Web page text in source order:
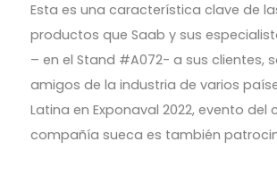
Esta es una característica clave de
productos que Saab y sus
– en el Stand #A072- a sus clientes,
amigos de la industria de varios
Latina en Exponaval 2022, evento del
compañía sueca es también